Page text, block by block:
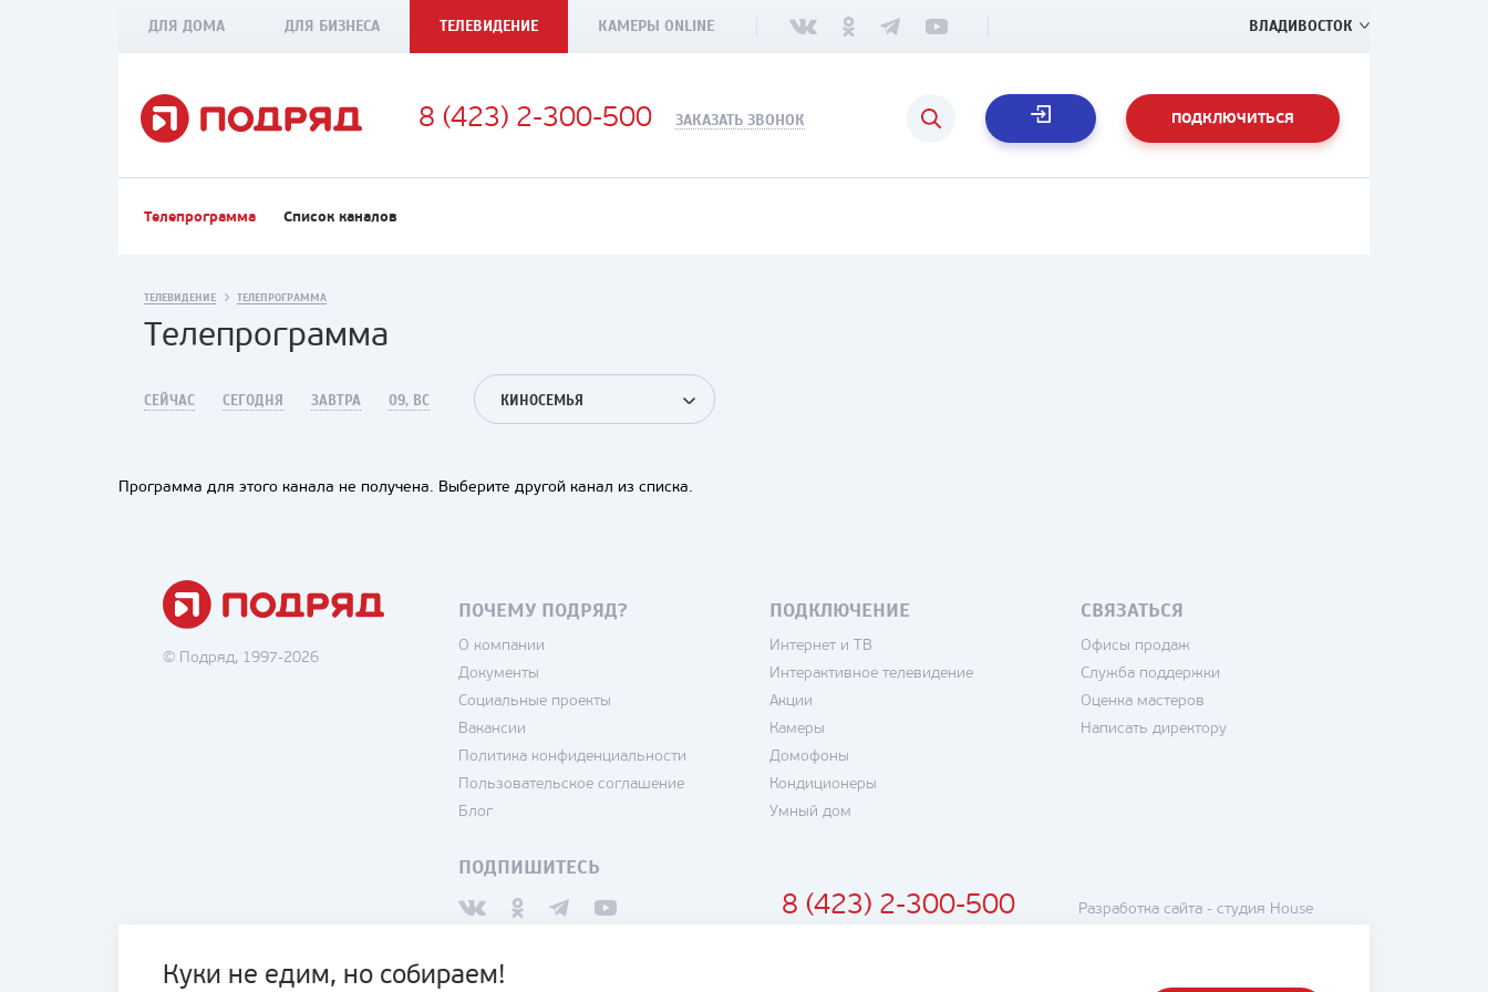
ДЛЯ ДОМА ДЛЯ БИЗНЕСА ТЕЛЕВИДЕНИЕ КАМЕРЫ ONLINE ВЛАДИВОСТОК
8 (423) 2-300-500 ЗАКАЗАТЬ ЗВОНОК ПОДКЛЮЧИТЬСЯ
Телепрограмма Список каналов
Куки не едим, но собираем!
ТЕЛЕВИДЕНИЕ ТЕЛЕПРОГРАММА
Телепрограмма
СЕЙЧАС СЕГОДНЯ ЗАВТРА 09, ВС КИНОСЕМЬЯ
Программа для этого канала не получена. Выберите другой канал из списка.
© Подряд, 1997-2026
ПОЧЕМУ ПОДРЯД?
О компании
Документы
Социальные проекты
Вакансии
Политика конфиденциальности
Пользовательское соглашение
Блог
ПОДКЛЮЧЕНИЕ
Интернет и ТВ
Интерактивное телевидение
Акции
Камеры
Домофоны
Кондиционеры
Умный дом
СВЯЗАТЬСЯ
Офисы продаж
Служба поддержки
Оценка мастеров
Написать директору
ПОДПИШИТЕСЬ
8 (423) 2-300-500 Разработка сайта - студия House